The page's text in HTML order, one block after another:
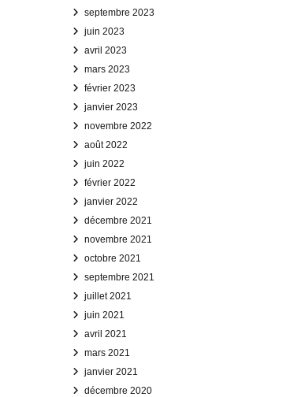
septembre 2023
juin 2023
avril 2023
mars 2023
février 2023
janvier 2023
novembre 2022
août 2022
juin 2022
février 2022
janvier 2022
décembre 2021
novembre 2021
octobre 2021
septembre 2021
juillet 2021
juin 2021
avril 2021
mars 2021
janvier 2021
décembre 2020